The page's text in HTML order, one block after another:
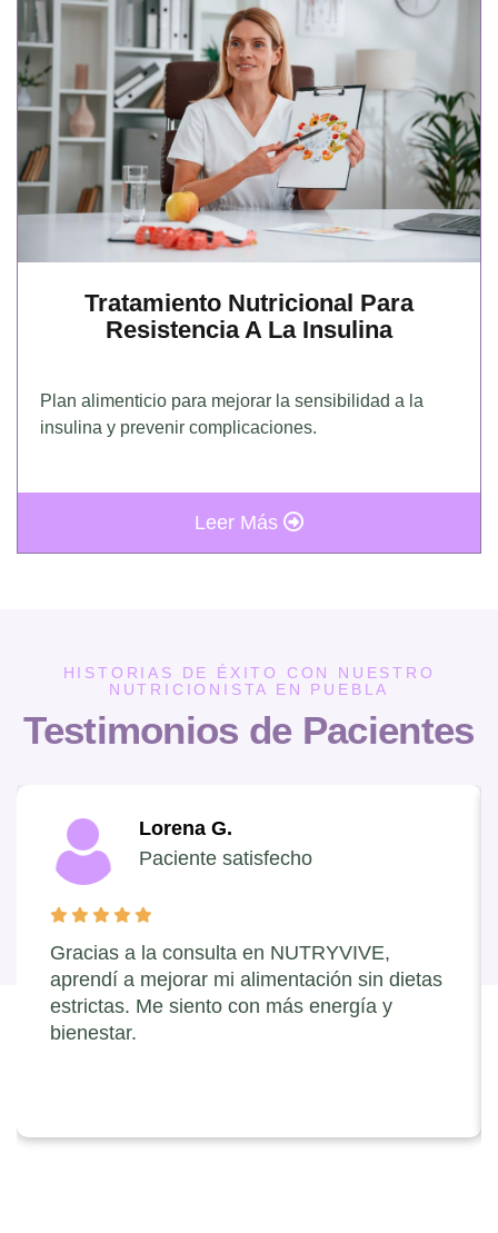
Tratamiento Nutricional Para
Resistencia A La Insulina
Plan alimenticio para mejorar la sensibilidad a la
insulina y prevenir complicaciones.
Leer Más
HISTORIAS DE ÉXITO CON NUESTRO
NUTRICIONISTA EN PUEBLA
Testimonios de Pacientes
Lorena G.
Paciente satisfecho
Gracias a la consulta en NUTRYVIVE,
aprendí a mejorar mi alimentación sin dietas
estrictas. Me siento con más energía y
bienestar.